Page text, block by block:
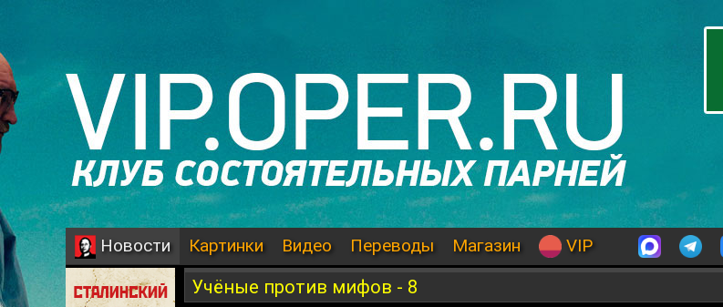
Новости Картинки Видео Переводы Магазин VIP
Учёные против мифов - 8